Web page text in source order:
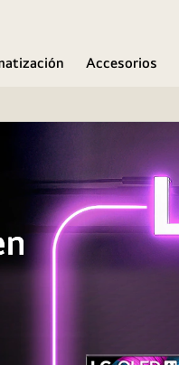
Accesorios